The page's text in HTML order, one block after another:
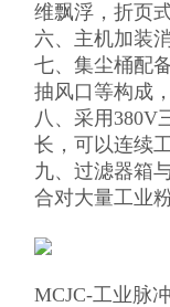
维飘浮，折页
六、主机加装
七、集尘桶配
抽风口等构成
八、采用380V
长，可以连续
九、过滤器箱
合对大量工业
MCJC-工业脉